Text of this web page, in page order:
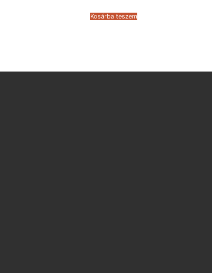
204.064 Ft.
Kosárba teszem